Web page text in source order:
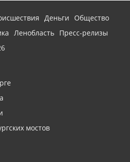
Деньги
Общество
Ленобласть Пресс-релизы
мостов